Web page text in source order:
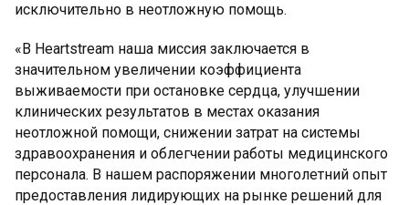
исключительно в неотложную помощь.
«В Heartstream наша миссия заключается в
значительном увеличении коэффициента
выживаемости при остановке сердца, улучшении
клинических результатов в местах оказания
неотложной помощи, снижении затрат на системы
здравоохранения и облегчении работы медицинского
персонала. В нашем распоряжении многолетний опыт
предоставления лидирующих на рынке решений для